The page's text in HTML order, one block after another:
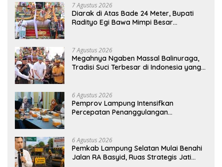
7 Agustus 2026
Diarak di Atas Bade 24 Meter, Bupati
Radityo Egi Bawa Mimpi Besar
7 Agustus 2026
Megahnya Ngaben Massal Balinuraga,
Tradisi Suci Terbesar di Indonesia yang
6 Agustus 2026
Pemprov Lampung Intensifkan
Percepatan Penanggulangan
6 Agustus 2026
Pemkab Lampung Selatan Mulai Benahi
Jalan RA Basyid, Ruas Strategis Jati